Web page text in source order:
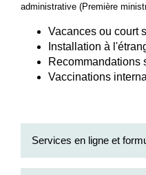
administrative (Première
Vacances ou court
Installation à
Recommandations
Vaccinations
Services en ligne et